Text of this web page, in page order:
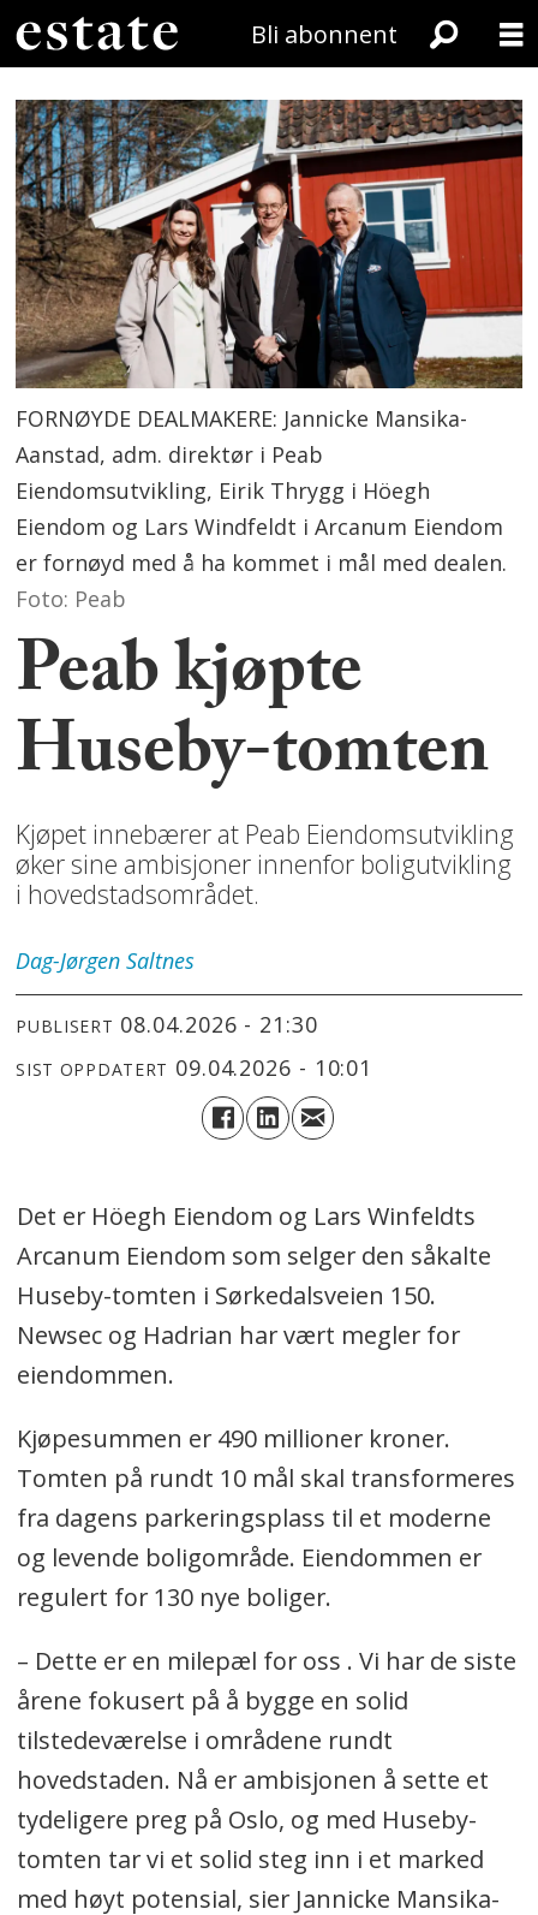
Bli abonnent
FORNØYDE DEALMAKERE: Jannicke Mansika-
Aanstad, adm. direktør i Peab
Eiendomsutvikling, Eirik Thrygg i Höegh
Eiendom og Lars Windfeldt i Arcanum Eiendom
er fornøyd med å ha kommet i mål med dealen.
Foto: Peab
Peab kjøpte
Huseby-tomten
Kjøpet innebærer at Peab Eiendomsutvikling
øker sine ambisjoner innenfor boligutvikling
i hovedstadsområdet.
Dag-Jørgen Saltnes
PUBLISERT 08.04.2026 - 21:30
SIST OPPDATERT 09.04.2026 - 10:01
Det er Höegh Eiendom og Lars Winfeldts
Arcanum Eiendom som selger den såkalte
Huseby-tomten i Sørkedalsveien 150.
Newsec og Hadrian har vært megler for
eiendommen.
Kjøpesummen er 490 millioner kroner.
Tomten på rundt 10 mål skal transformeres
fra dagens parkeringsplass til et moderne
og levende boligområde. Eiendommen er
regulert for 130 nye boliger.
– Dette er en milepæl for oss . Vi har de siste
årene fokusert på å bygge en solid
tilstedeværelse i områdene rundt
hovedstaden. Nå er ambisjonen å sette et
tydeligere preg på Oslo, og med Huseby-
tomten tar vi et solid steg inn i et marked
med høyt potensial, sier Jannicke Mansika-